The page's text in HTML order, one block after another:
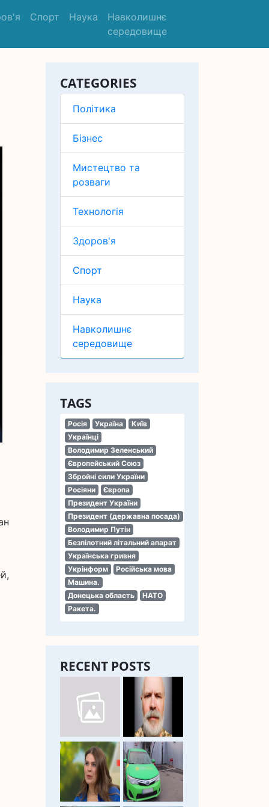
Спорт Наука
Навколишнє
середовище
CATEGORIES
Політика
Бізнес
Мистецтво та
розваги
Технологія
Здоров'я
Спорт
Наука
Навколишнє
середовище
TAGS
Росія Україна
Київ
Українці
Володимир Зеленський
Європейський Союз
Збройні сили України
Росіяни
Європа
Президент України
Президент (державна посада)
Володимир Путін
Безпілотний літальний апарат
Українська гривня
Укрінформ
Російська мова
Машина.
Донецька область
НАТО
Ракета.
RECENT POSTS